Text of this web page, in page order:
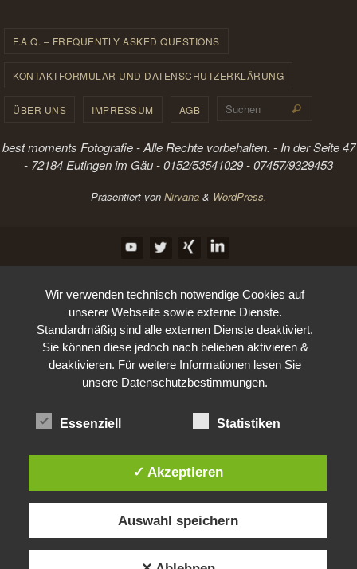
F.A.Q. – FREQUENTLY ASKED QUESTIONS
KONTAKTFORMULAR UND DATENSCHUTZERKLÄRUNG
ÜBER UNS IMPRESSUM AGB Suchen
best moments Fotografie - Alle Rechte vorbehalten. - In der Seite 47
- 72184 Eutingen im Gäu - 0152/53541029 - 07457/9329453
Präsentiert von Nirvana& WordPress.
Wir verwenden technisch notwendige Cookies auf
unserer Webseite sowie externe Dienste.
Standardmäßig sind alle externen Dienste deaktiviert.
Sie können diese jedoch nach belieben aktivieren &
deaktivieren. Für weitere Informationen lesen Sie
unsere Datenschutzbestimmungen.
Essenziell Statistiken
✓ Akzeptieren
Auswahl speichern